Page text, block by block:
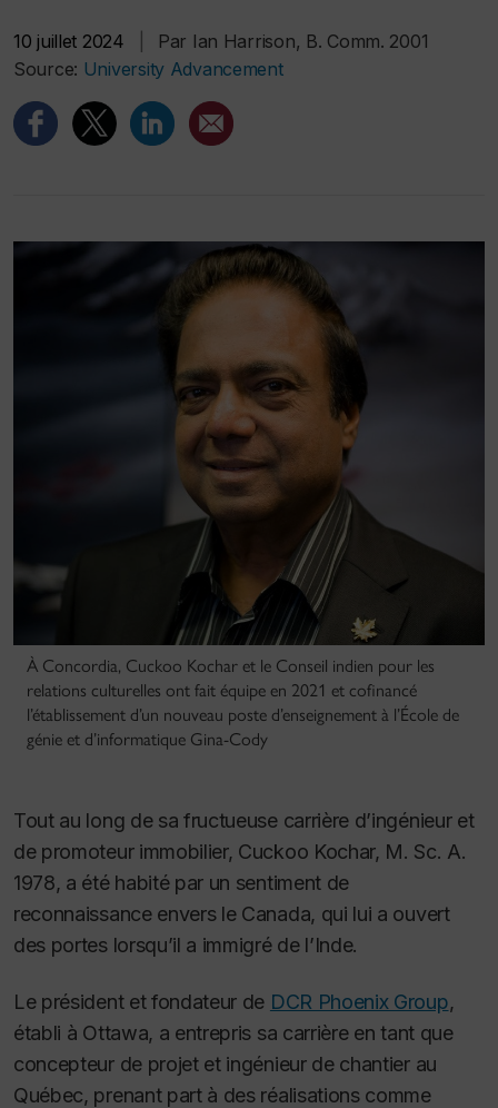
10 juillet 2024
Par Ian Harrison, B. Comm. 2001
Source: University Advancement
À Concordia, Cuckoo Kochar et le Conseil indien pour les
relations culturelles ont fait équipe en 2021 et cofinancé
l’établissement d’un nouveau poste d’enseignement à l’École de
génie et d’informatique Gina-Cody
Tout au long de sa fructueuse carrière d’ingénieur et
de promoteur immobilier, Cuckoo Kochar, M. Sc. A.
1978, a été habité par un sentiment de
reconnaissance envers le Canada, qui lui a ouvert
des portes lorsqu’il a immigré de l’Inde.
Le président et fondateur de DCR Phoenix Group,
établi à Ottawa, a entrepris sa carrière en tant que
concepteur de projet et ingénieur de chantier au
Québec, prenant part à des réalisations comme